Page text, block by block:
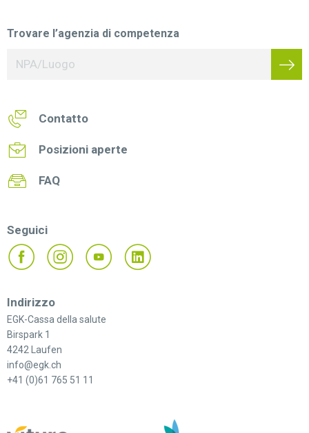
Trovare l’agenzia di competenza
Contatto
Posizioni aperte
FAQ
Seguici
Indirizzo
EGK-Cassa della salute
Birspark 1
4242 Laufen
info@egk.ch
+41 (0)61 765 51 11